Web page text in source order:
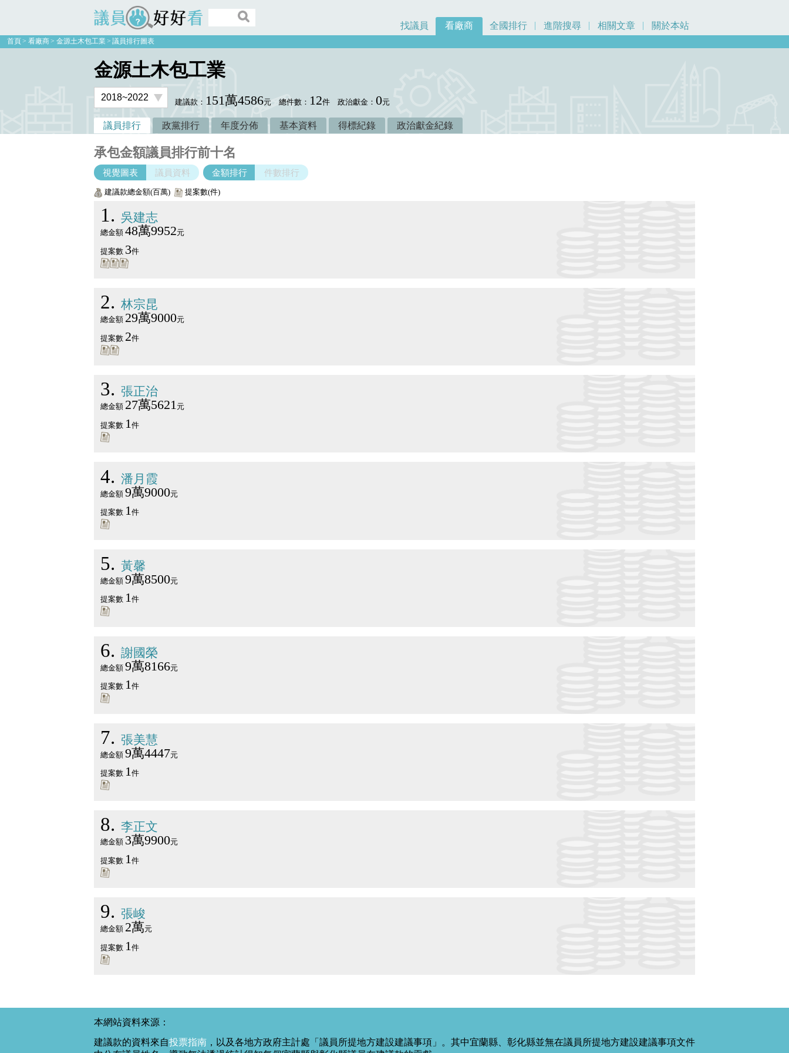
議員好好看
找議員 看廠商 全國排行 進階搜尋 相關文章 關於本站
首頁 看廠商 金源土木包工業 議員排行圖表
金源土木包工業
建議款： 151萬4586元 總件數： 12件 政治獻金：0元
議員排行 政黨排行 年度分佈 基本資料 得標紀錄 政治獻金紀錄
承包金額議員排行前十名
視覺圖表 議員資料 金額排行 件數排行
建議款總金額(百萬) 提案數(件)
1 吳建志
總金額48萬9952元
提案數 3件
2 林宗昆
總金額 29萬9000元
提案數 2件
3 張正治
總金額 27萬5621元
提案數 1件
4 潘月霞
總金額9萬9000元
提案數 1件
5 黃馨
總金額9萬8500元
提案數 1件
6 謝國榮
總金額9萬8166元
提案數 1件
7 張美慧
總金額9萬4447元
提案數 1件
8 李正文
總金額 3萬9900元
提案數 1件
9 張峻
總金額 2萬元
提案數 1件
本網站資料來源：
建議款的資料來自投票指南 ，以及各地方政府主計處「議員所提地方建設建議事項」。其中宜蘭縣、彰化縣並無在議員所提地方建設建議事項文件